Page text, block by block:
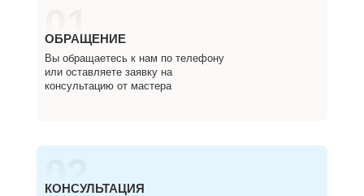
01
ОБРАЩЕНИЕ
Вы обращаетесь к нам по телефону
или оставляете заявку на
консультацию от мастера
02
КОНСУЛЬТАЦИЯ